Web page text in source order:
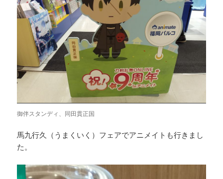
御伴スタンディ、同田貫正国
馬九行久（うまくいく）フェアでアニメイトも行きまし
た。